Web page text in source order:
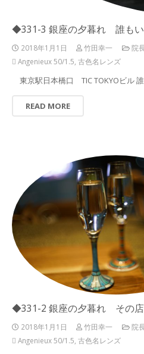
◆331-3 銀座の夕暮れ 誰もい
2018年1月1日 竹田幸一
院
Angenieux 50/1.5 古色名レンズ
東京駅日本橋口 TIC TOKYOビル
READ MORE
◆331-2 銀座の夕暮れ その店
2018年1月1日 竹田幸一
院
Angenieux 50/1.5 古色名レンズ